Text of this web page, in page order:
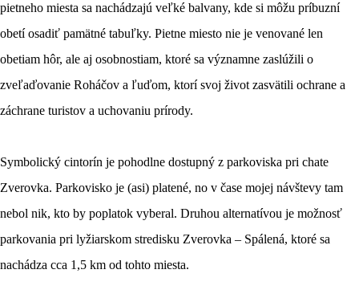
pietneho miesta sa nachádzajú veľké balvany, kde si môžu príbuzní
obetí osadiť pamätné tabuľky. Pietne miesto nie je venované len
obetiam hôr, ale aj osobnostiam, ktoré sa významne zaslúžili o
zveľaďovanie Roháčov a ľuďom, ktorí svoj život zasvätili ochrane a
záchrane turistov a uchovaniu prírody.
Symbolický cintorín je pohodlne dostupný z parkoviska pri chate
Zverovka. Parkovisko je (asi) platené, no v čase mojej návštevy tam
nebol nik, kto by poplatok vyberal. Druhou alternatívou je možnosť
parkovania pri lyžiarskom stredisku Zverovka – Spálená, ktoré sa
nachádza cca 1,5 km od tohto miesta.